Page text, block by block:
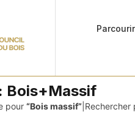
Bois+Massif
pour “Bois massif” Rechercher